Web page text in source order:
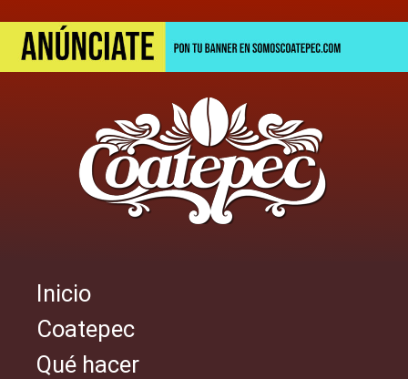
contenido
Navegación
principal
Inicio
Coatepec
Qué hacer